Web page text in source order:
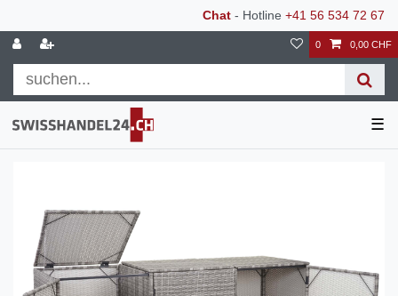
Chat - Hotline +41 56 534 72 67
0 0,00 CHF
☰